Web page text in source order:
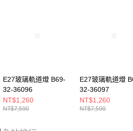
E27玻璃軌道燈 B69-
32-36096
NT$1,260
NT$7,590
E27玻璃軌道燈
32-36097
NT$1,260
NT$7,590